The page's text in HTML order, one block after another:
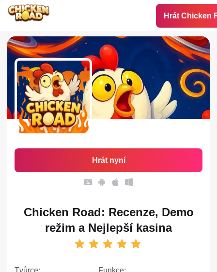
Hrát Chicken
Hrát nyní
Chicken Road: Recenze, Demo
režim a Nejlepší kasina
Tvůrce: Funkce: